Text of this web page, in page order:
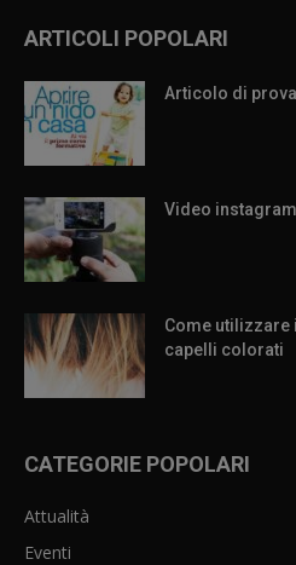
ARTICOLI POPOLARI
Articolo di prova
Video instagram
Come utilizzare
capelli colorati
CATEGORIE POPOLARI
Attualità
Eventi